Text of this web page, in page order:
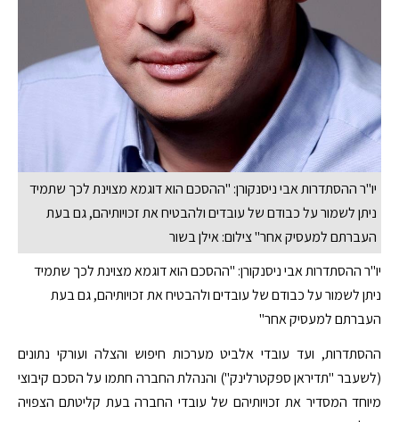
יו"ר ההסתדרות אבי ניסנקורן: "ההסכם הוא דוגמא מצוינת לכך שתמיד
ניתן לשמור על כבודם של עובדים ולהבטיח את זכויותיהם, גם בעת
העברתם למעסיק אחר" צילום: אילן בשור
יו"ר ההסתדרות אבי ניסנקורן: "ההסכם הוא דוגמא מצוינת לכך שתמיד
ניתן לשמור על כבודם של עובדים ולהבטיח את זכויותיהם, גם בעת
העברתם למעסיק אחר"
ההסתדרות, ועד עובדי אלביט מערכות חיפוש והצלה ועורקי נתונים
(לשעבר "תדיראן ספקטרלינק") והנהלת החברה חתמו על הסכם קיבוצי
מיוחד המסדיר את זכויותיהם של עובדי החברה בעת קליטתם הצפויה